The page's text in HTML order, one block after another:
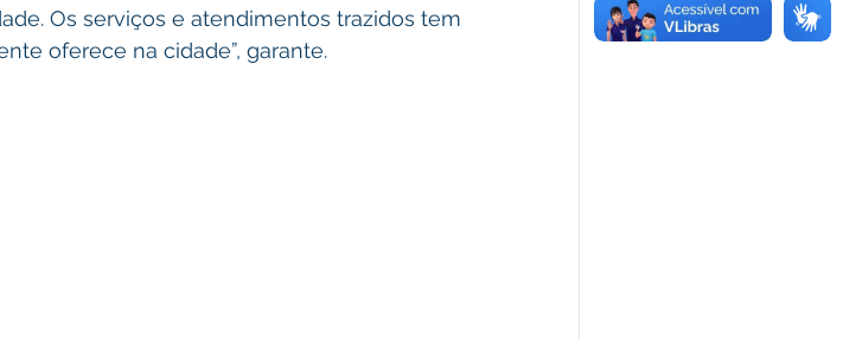
Os serviços e atendimentos trazidos tem
oferece na cidade”, garante.